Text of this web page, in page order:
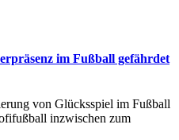
im Fußball gefährdet
von Glücksspiel im Fußball
inzwischen zum